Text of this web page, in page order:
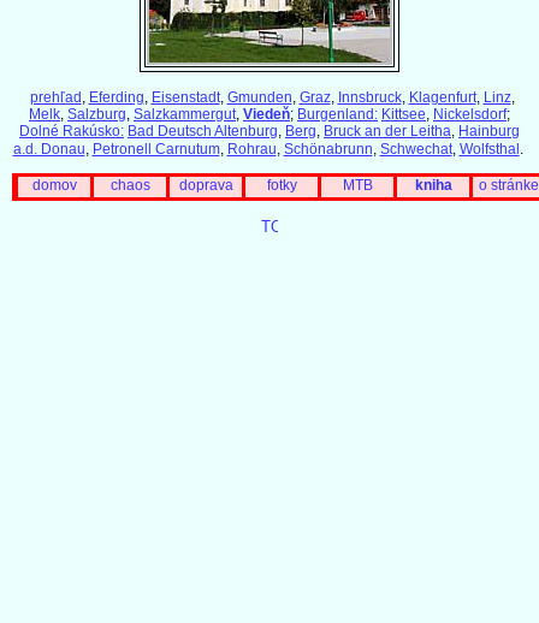
prehľad, Eferding, Eisenstadt, Gmunden, Graz, Innsbruck, Klagenfurt, Linz,
Melk, Salzburg, Salzkammergut, Viedeň; Burgenland: Kittsee, Nickelsdorf;
Dolné Rakúsko: Bad Deutsch Altenburg, Berg, Bruck an der Leitha, Hainburg
a.d. Donau, Petronell Carnutum, Rohrau, Schönabrunn, Schwechat, Wolfsthal.
domov chaos doprava fotky MTB kniha o stránke